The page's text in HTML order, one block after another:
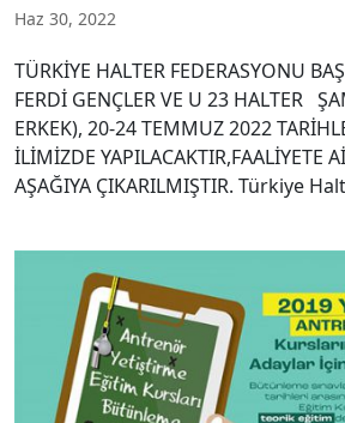
Haz 30, 2022
TÜRKİYE HALTER FEDERASYONU
FERDİ GENÇLER VE U 23 HALTER
ERKEK), 20-24 TEMMUZ 2022
İLİMİZDE YAPILACAKTIR,FAALİYETE
AŞAĞIYA ÇIKARILMIŞTIR. Türkiye